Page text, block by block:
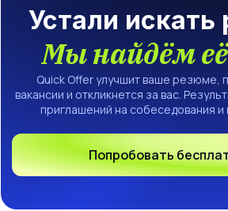
Устали искать
Мы найдём её
Quick Offer улучшит ваше резюме,
вакансии и откликнется за вас.
приглашений на собеседования и
Попробовать